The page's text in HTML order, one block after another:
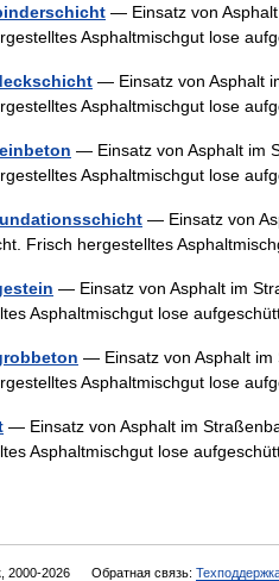
— Einsatz von
Asphaltmischgut lose
— Einsatz von Asphalt
Asphaltmischgut lose
— Einsatz von Asphalt im
Asphaltmischgut lose
— Einsatz von
Frisch hergestelltes
— Einsatz von Asphalt im
Asphaltmischgut lose
— Einsatz von Asphalt im
Asphaltmischgut lose
— Einsatz von Asphalt im
Asphaltmischgut lose
2000-2026 Обратная связь: